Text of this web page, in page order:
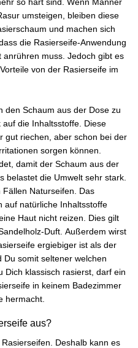
umsteigen, bleiben diese
und machen sich
die Rasierseife-Anwendung
muss. Jedoch gibt es
von der Rasierseife im
den Schaum aus der Dose zu
die Inhaltsstoffe. Diese
gut riechen, aber schon bei der
sorgen können.
damit der Schaum aus der
belastet die Umwelt sehr stark.
Naturseifen. Das
auf natürliche Inhaltsstoffe
Haut nicht reizen. Dies gilt
Duft. Außerdem wirst
ergiebiger ist als der
Du somit seltener welchen
Dich klassisch rasierst, darf ein
in keinem Badezimmer
hermacht.
aus?
Deshalb kann es